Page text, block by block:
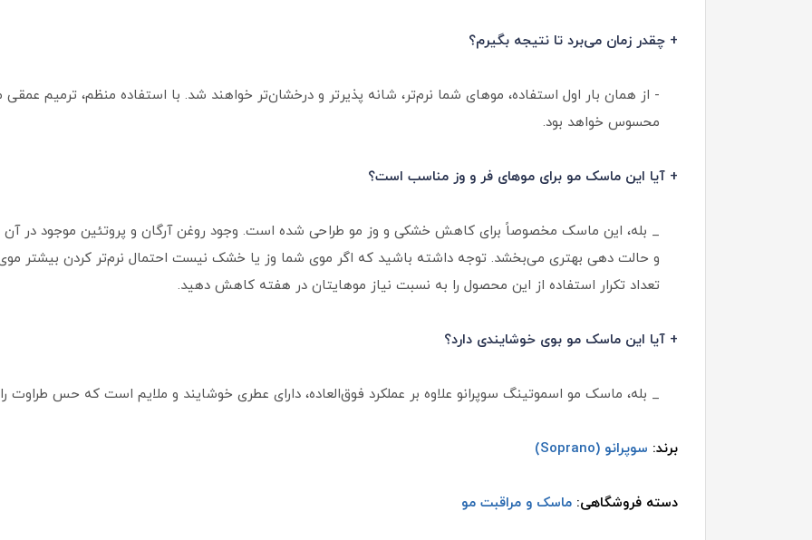
+ چقدر زمان می‌برد تا نتیجه بگیرم؟
- از همان بار اول استفاده، موهای شما نرم‌تر، شانه پذیرتر و درخشان‌تر خواهند شد. با استفاده منظم، ترمیم
محسوس خواهد بود.
+ آیا این ماسک مو برای موهای فر و وز مناسب است؟
_ بله، این ماسک مخصوصاً برای کاهش خشکی و وز مو طراحی شده است. وجود روغن آرگان و پروتئین موجود در آن
و حالت دهی بهتری می‌بخشد. توجه داشته باشید که اگر موی شما وز یا خشک نیست احتمال نرم‌تر کردن بیشتر موی
تعداد تکرار استفاده از این محصول را به نسبت نیاز موهایتان در هفته کاهش دهید.
+ آیا این ماسک مو بوی خوشایندی دارد؟
_ بله، ماسک مو اسموتینگ سوپرانو علاوه بر عملکرد فوق‌العاده، دارای عطری خوشایند و ملایم است که حس طراوت
برند: سوپرانو (Soprano)
دسته فروشگاهی: ماسک و مراقبت مو